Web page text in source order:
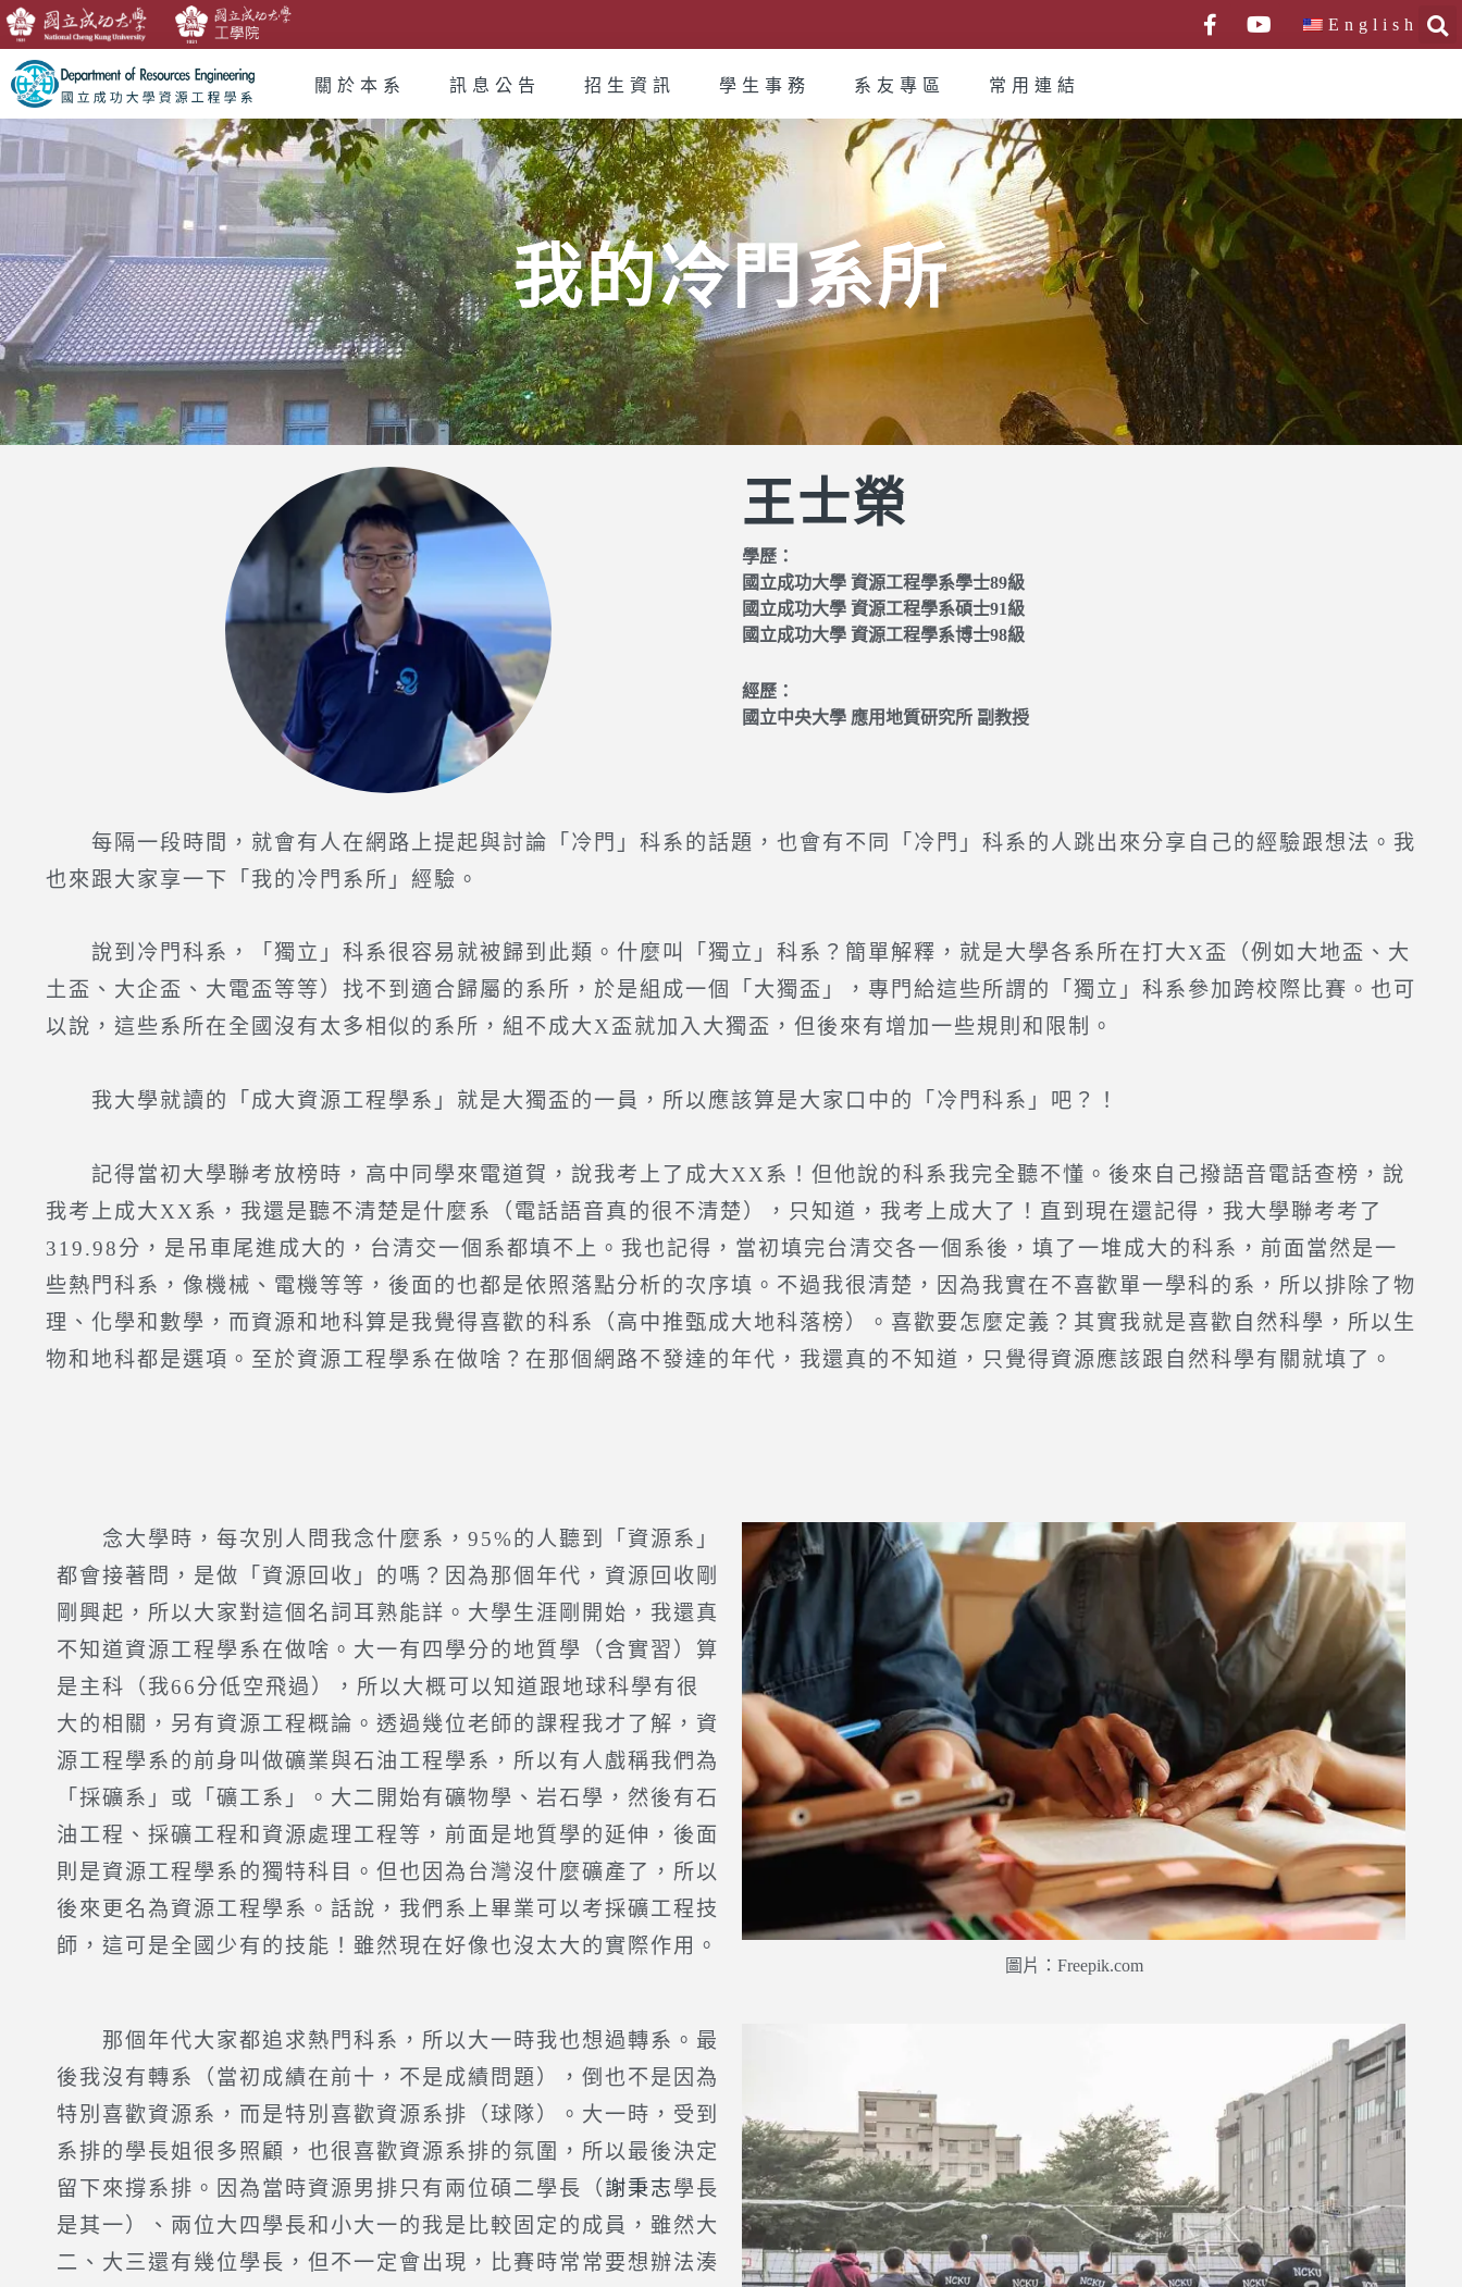
English
關於本系 訊息公告 招生資訊 學生事務 系友專區 常用連結
我的冷門系所
王士榮
學歷：
國立成功大學 資源工程學系學士89級
國立成功大學 資源工程學系碩士91級
國立成功大學 資源工程學系博士98級
經歷：
國立中央大學 應用地質研究所 副教授
每隔一段時間，就會有人在網路上提起與討論「冷門」科系的話題，也會有不同「冷門」科系的人跳出來分享自己的經驗跟想法。我
也來跟大家享一下「我的冷門系所」經驗。
說到冷門科系，「獨立」科系很容易就被歸到此類。什麼叫「獨立」科系？簡單解釋，就是大學各系所在打大X盃（例如大地盃、大
土盃、大企盃、大電盃等等）找不到適合歸屬的系所，於是組成一個「大獨盃」，專門給這些所謂的「獨立」科系參加跨校際比賽。也可
以說，這些系所在全國沒有太多相似的系所，組不成大X盃就加入大獨盃，但後來有增加一些規則和限制。
我大學就讀的「成大資源工程學系」就是大獨盃的一員，所以應該算是大家口中的「冷門科系」吧？！
記得當初大學聯考放榜時，高中同學來電道賀，說我考上了成大XX系！但他說的科系我完全聽不懂。後來自己撥語音電話查榜，說
我考上成大XX系，我還是聽不清楚是什麼系（電話語音真的很不清楚），只知道，我考上成大了！直到現在還記得，我大學聯考考了
319.98分，是吊車尾進成大的，台清交一個系都填不上。我也記得，當初填完台清交各一個系後，填了一堆成大的科系，前面當然是一
些熱門科系，像機械、電機等等，後面的也都是依照落點分析的次序填。不過我很清楚，因為我實在不喜歡單一學科的系，所以排除了物
理、化學和數學，而資源和地科算是我覺得喜歡的科系（高中推甄成大地科落榜）。喜歡要怎麼定義？其實我就是喜歡自然科學，所以生
物和地科都是選項。至於資源工程學系在做啥？在那個網路不發達的年代，我還真的不知道，只覺得資源應該跟自然科學有關就填了。
念大學時，每次別人問我念什麼系，95%的人聽到「資源系」
都會接著問，是做「資源回收」的嗎？因為那個年代，資源回收剛
剛興起，所以大家對這個名詞耳熟能詳。大學生涯剛開始，我還真
不知道資源工程學系在做啥。大一有四學分的地質學（含實習）算
是主科（我66分低空飛過），所以大概可以知道跟地球科學有很
大的相關，另有資源工程概論。透過幾位老師的課程我才了解，資
源工程學系的前身叫做礦業與石油工程學系，所以有人戲稱我們為
「採礦系」或「礦工系」。大二開始有礦物學、岩石學，然後有石
油工程、採礦工程和資源處理工程等，前面是地質學的延伸，後面
則是資源工程學系的獨特科目。但也因為台灣沒什麼礦產了，所以
後來更名為資源工程學系。話說，我們系上畢業可以考採礦工程技
師，這可是全國少有的技能！雖然現在好像也沒太大的實際作用。
圖片：Freepik.com
那個年代大家都追求熱門科系，所以大一時我也想過轉系。最
後我沒有轉系（當初成績在前十，不是成績問題），倒也不是因為
特別喜歡資源系，而是特別喜歡資源系排（球隊）。大一時，受到
系排的學長姐很多照顧，也很喜歡資源系排的氛圍，所以最後決定
留下來撐系排。因為當時資源男排只有兩位碩二學長（謝秉志學長
是其一）、兩位大四學長和小大一的我是比較固定的成員，雖然大
二、大三還有幾位學長，但不一定會出現，比賽時常常要想辦法湊